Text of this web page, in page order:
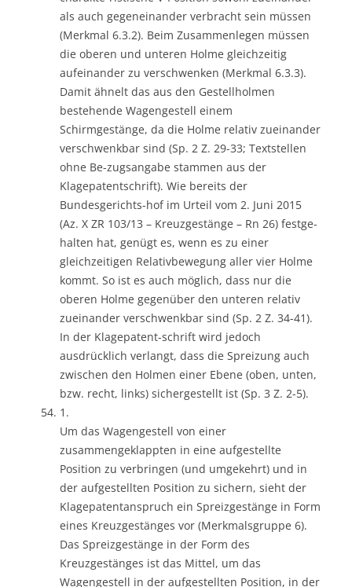
als auch gegeneinander verbracht sein müssen
(Merkmal 6.3.2). Beim Zusammenlegen müssen
die oberen und unteren Holme gleichzeitig
aufeinander zu verschwenken (Merkmal 6.3.3).
Damit ähnelt das aus den Gestellholmen
bestehende Wagengestell einem
Schirmgestänge, da die Holme relativ zueinander
verschwenkbar sind (Sp. 2 Z. 29-33; Textstellen
ohne Be-zugsangabe stammen aus der
Klagepatentschrift). Wie bereits der
Bundesgerichts-hof im Urteil vom 2. Juni 2015
(Az. X ZR 103/13 – Kreuzgestänge – Rn 26) festge-
halten hat, genügt es, wenn es zu einer
gleichzeitigen Relativbewegung aller vier Holme
kommt. So ist es auch möglich, dass nur die
oberen Holme gegenüber den unteren relativ
zueinander verschwenkbar sind (Sp. 2 Z. 34-41).
In der Klagepatent-schrift wird jedoch
ausdrücklich verlangt, dass die Spreizung auch
zwischen den Holmen einer Ebene (oben, unten,
bzw. recht, links) sichergestellt ist (Sp. 3 Z. 2-5).
1.
Um das Wagengestell von einer
zusammengeklappten in eine aufgestellte
Position zu verbringen (und umgekehrt) und in
der aufgestellten Position zu sichern, sieht der
Klagepatentanspruch ein Spreizgestänge in Form
eines Kreuzgestänges vor (Merkmalsgruppe 6).
Das Spreizgestänge in der Form des
Kreuzgestänges ist das Mittel, um das
Wagengestell in der aufgestellten Position, in der